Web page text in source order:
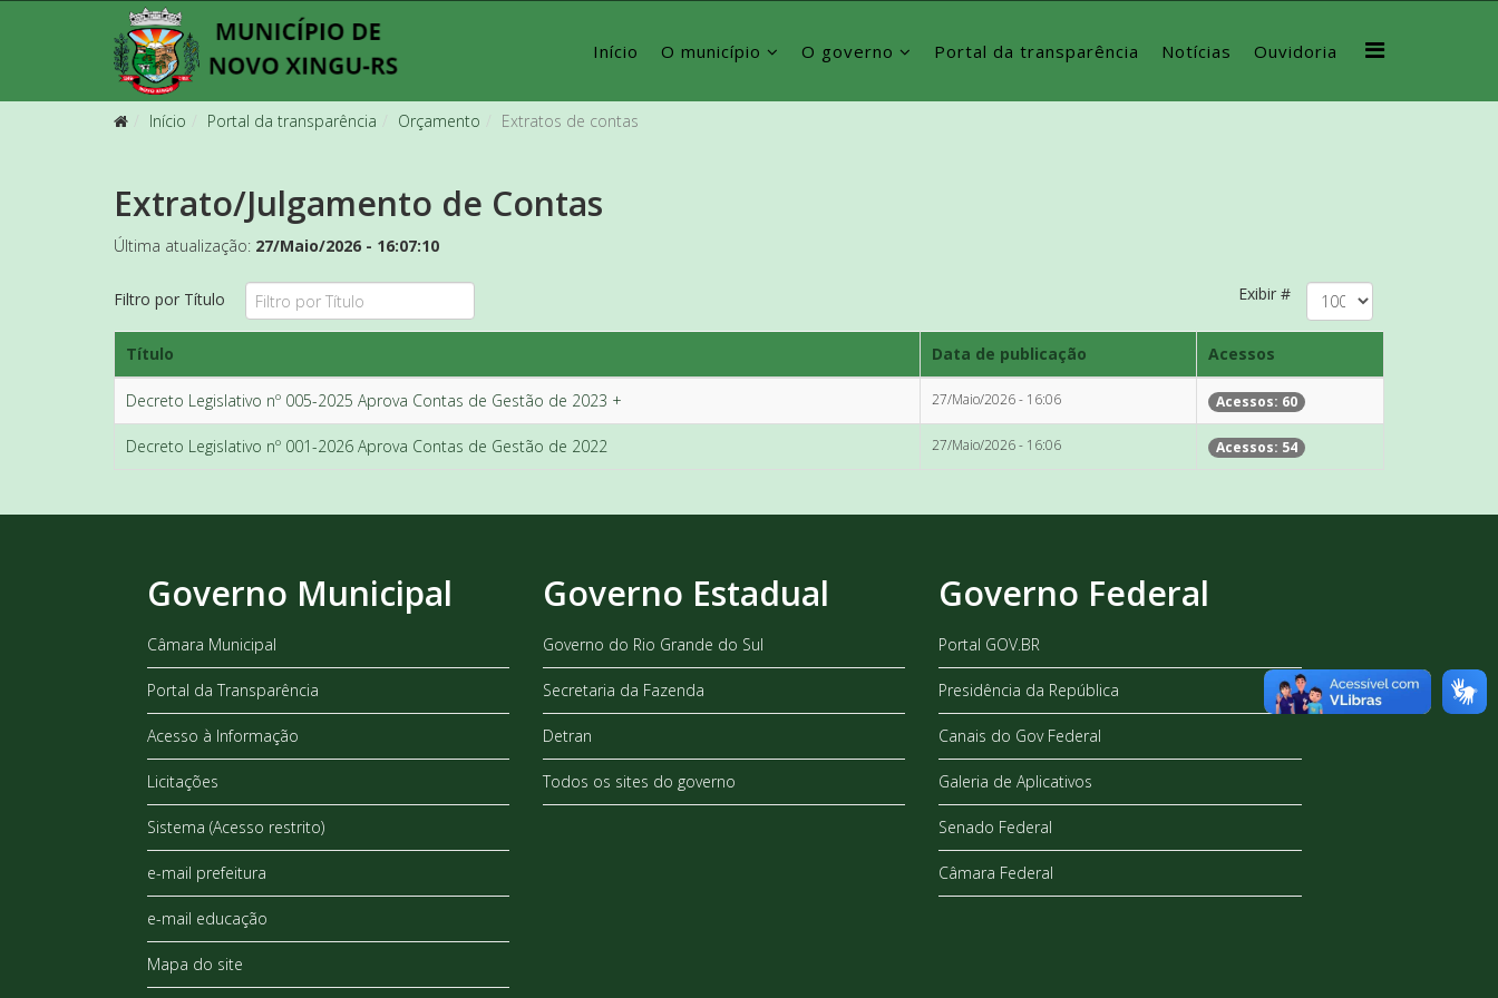
Início O município O governo Portal da transparência Notícias Ouvidoria
Início Portal da transparência Orçamento Extratos de contas
Extrato/Julgamento de Contas
Última atualização: 27/Maio/2026 - 16:07:10
Filtro por Título Exibir #
Título Data de publicação Acessos
Decreto Legislativo nº 005-2025 Aprova Contas de Gestão de 2023 + 27/Maio/2026 - 16:06 Acessos: 60
Decreto Legislativo nº 001-2026 Aprova Contas de Gestão de 2022 27/Maio/2026 - 16:06 Acessos: 54
Governo Municipal
Câmara Municipal
Portal da Transparência
Acesso à Informação
Licitações
Sistema (Acesso restrito)
e-mail prefeitura
e-mail educação
Mapa do site
Governo Estadual
Governo do Rio Grande do Sul
Secretaria da Fazenda
Detran
Todos os sites do governo
Governo Federal
Portal GOV.BR
Presidência da República
Canais do Gov Federal
Galeria de Aplicativos
Senado Federal
Câmara Federal